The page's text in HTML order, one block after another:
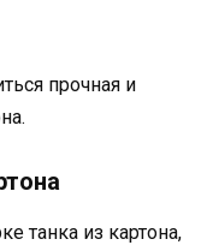
прочная и
танка из картона,